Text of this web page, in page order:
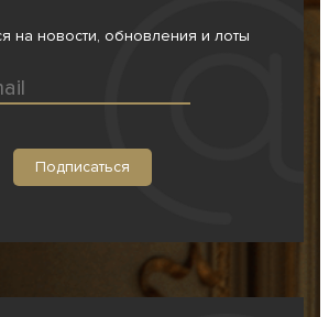
на новости, обновления и лоты